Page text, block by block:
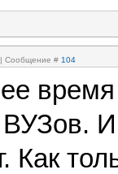
Сообщение # 104
время
И
Как